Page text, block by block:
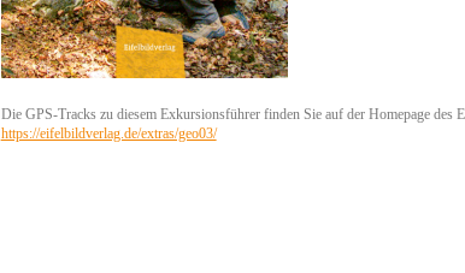
Die GPS-Tracks zu diesem Exkursionsführer finden Sie auf der Homepage des
https://eifelbildverlag.de/extras/geo03/